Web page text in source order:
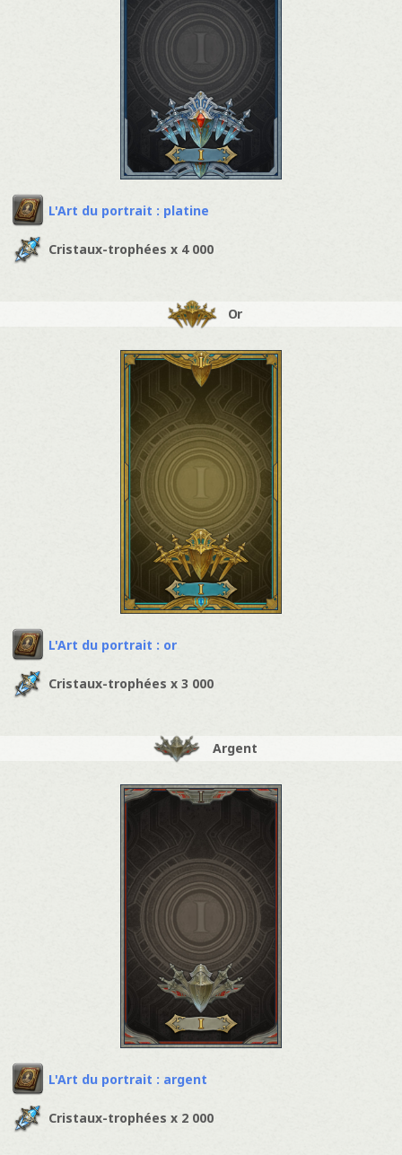
L'Art du portrait : platine
Cristaux-trophées x 4 000
Or
L'Art du portrait : or
Cristaux-trophées x 3 000
Argent
L'Art du portrait : argent
Cristaux-trophées x 2 000